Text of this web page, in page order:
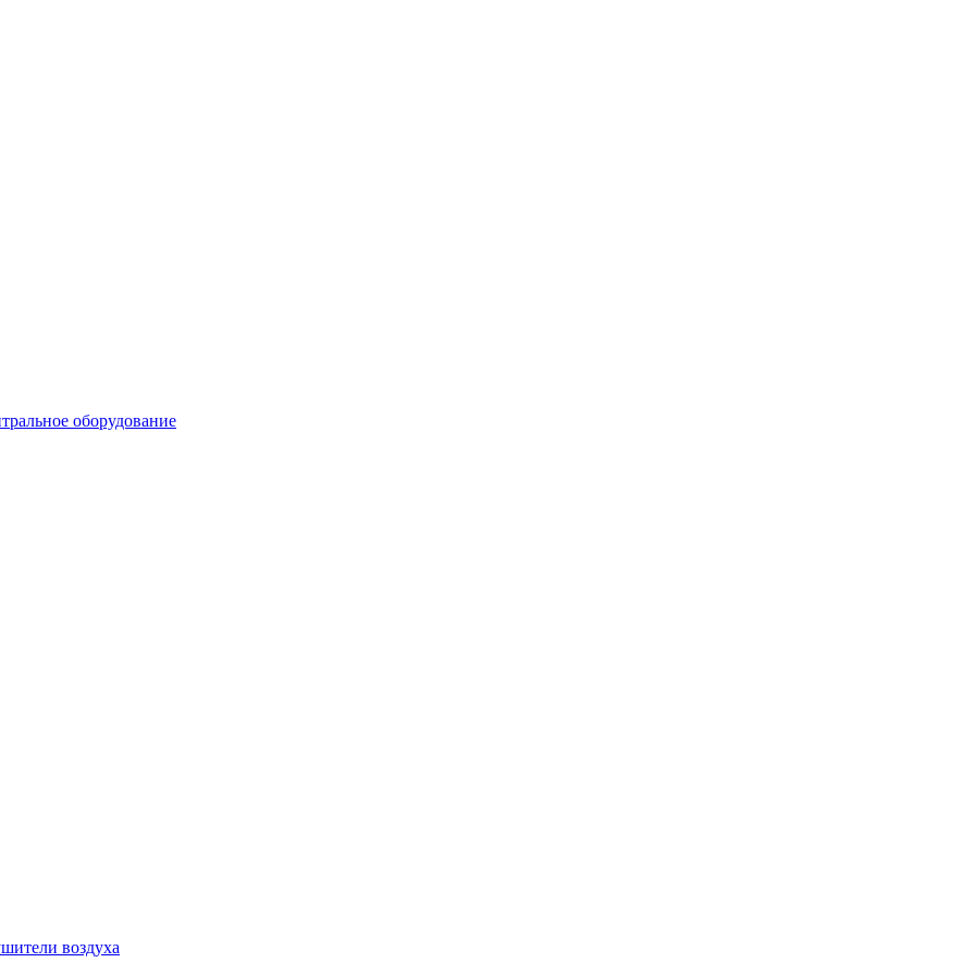
оборудование
воздуха